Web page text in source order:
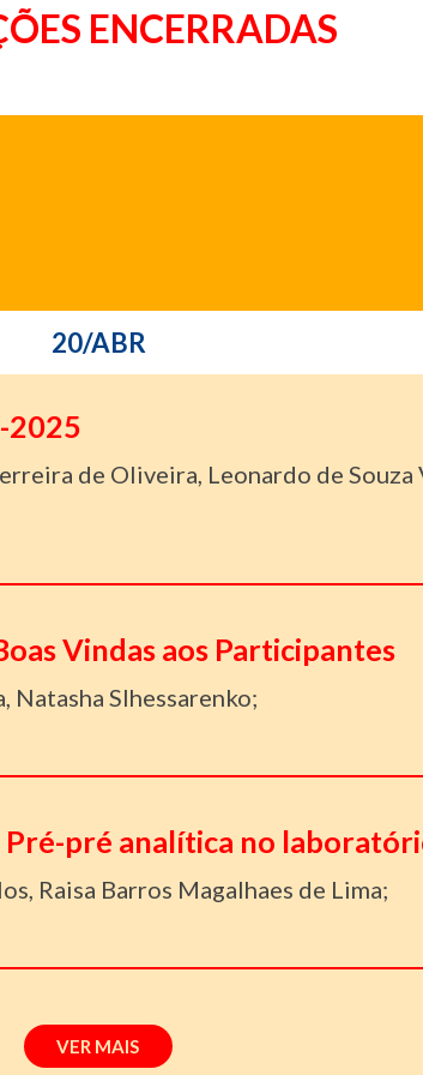
ENCERRADAS
20/ABR
2025
de Oliveira, Leonardo de Souza
Vindas aos Participantes
Slhessarenko;
pré analítica no
Raisa Barros Magalhaes de Lima;
VER MAIS